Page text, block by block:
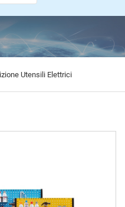
Utensili Elettrici